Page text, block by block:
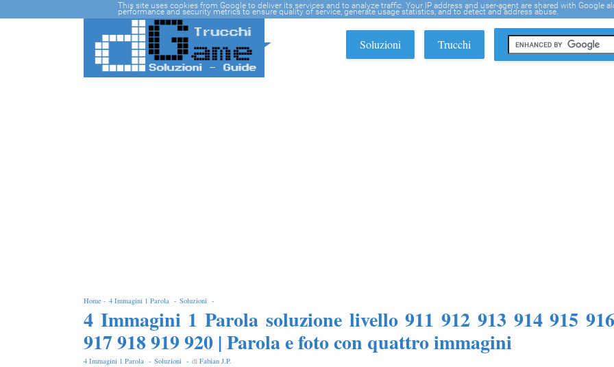
Soluzioni Trucchi
Home - 4 Immagini 1 Parola - Soluzioni -
4 Immagini 1 Parola soluzione livello 911 912 913 914 915 916
917 918 919 920 | Parola e foto con quattro immagini
4 Immagini 1 Parola - Soluzioni - di Fabian J.P.
This site uses cookies from Google to deliver its services and to analyze traffic. Your IP address and user-agent are shared with Google
performance and security metrics to ensure quality of service, generate usage statistics, and to detect and address abuse.